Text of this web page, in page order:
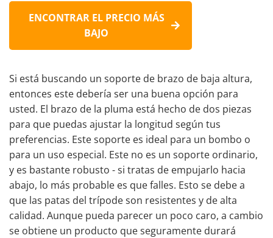
ENCONTRAR EL PRECIO MÁS
BAJO
Si está buscando un soporte de brazo de baja altura,
entonces este debería ser una buena opción para
usted. El brazo de la pluma está hecho de dos piezas
para que puedas ajustar la longitud según tus
preferencias. Este soporte es ideal para un bombo o
para un uso especial. Este no es un soporte ordinario,
y es bastante robusto - si tratas de empujarlo hacia
abajo, lo más probable es que falles. Esto se debe a
que las patas del trípode son resistentes y de alta
calidad. Aunque pueda parecer un poco caro, a cambio
se obtiene un producto que seguramente durará